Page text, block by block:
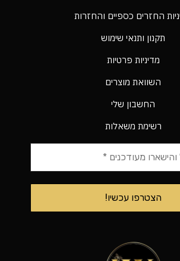
החזרים כספיים והחזרות
תקנון ותנאי שימוש
מדיניות פרטיות
השוואת מוצרים
החשבון שלי
רשימת משאלות